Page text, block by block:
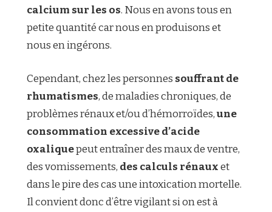
calcium sur les os. Nous en avons tous en
petite quantité car nous en produisons et
nous en ingérons.
Cependant, chez les personnes souffrant de
rhumatismes, de maladies chroniques, de
problèmes rénaux et/ou d’hémorroïdes,une
consommation excessive d’acide
oxaliquepeut entraîner des maux de ventre,
des vomissements, des calculs rénauxet
dans le pire des cas une intoxication mortelle.
Il convient donc d’être vigilant si on est à